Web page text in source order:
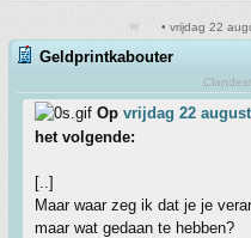
• vrijdag 22
Geldprintkabouter
Op vrijdag 22
het volgende:
[..]
Maar waar zeg ik dat je je
maar wat gedaan te hebben?